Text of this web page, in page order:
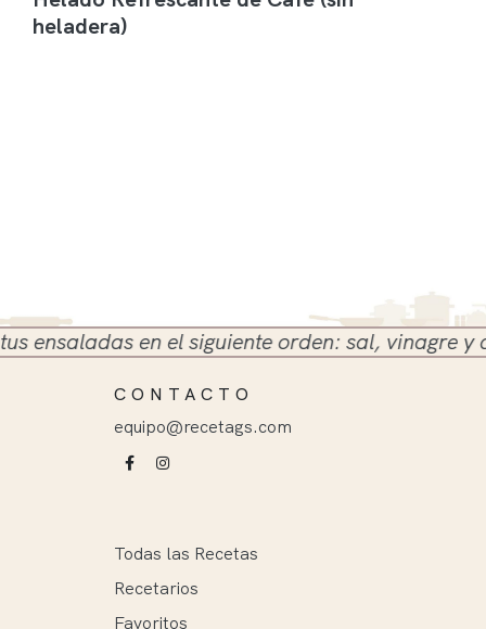
heladera)
en el siguiente orden: sal, vinagre y aceite
CONTACTO
equipo@recetags.com
Todas las Recetas
Recetarios
Favoritos